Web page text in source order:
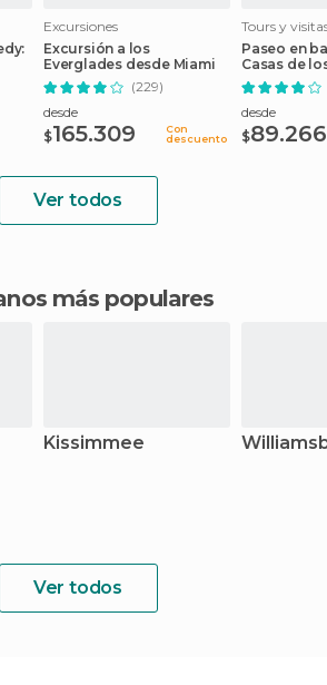
Excursiones
Excursión a los
Everglades desde Miami
(229)
desde
$165.309
Con
descuento
Tours y
Paseo en
Casas de
desde
$89.266
Ver todos
más populares
Kissimmee
Ver todos